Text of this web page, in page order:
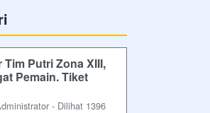
Putri Zona XIII,
Pemain. Tiket
- Dilihat 1396